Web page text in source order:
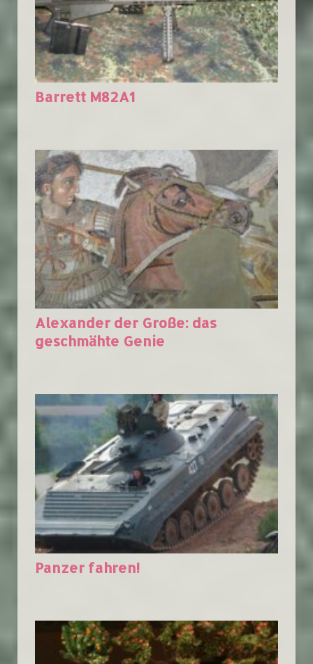
Barrett M82A1
Alexander der Große: das
geschmähte Genie
Panzer fahren!